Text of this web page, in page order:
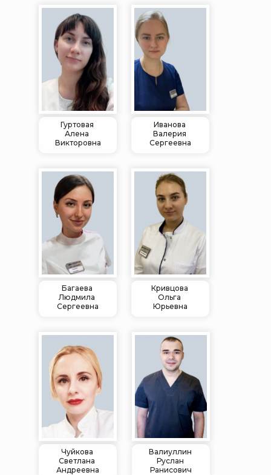
Гуртовая
Алена
Викторовна
Иванова
Валерия
Сергеевна
Багаева
Людмила
Сергеевна
Кривцова
Ольга
Юрьевна
Валиуллин
Руслан
Ранисович
Чуйкова
Светлана
Андреевна